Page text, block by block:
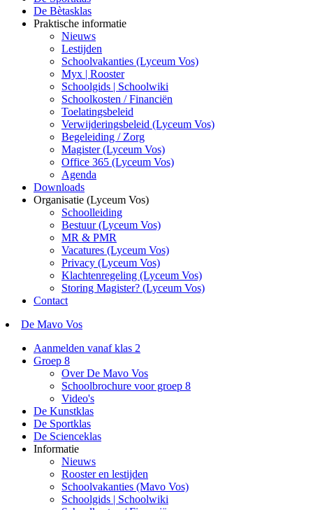
De Bètasklas
Praktische informatie
Nieuws
Lestijden
Schoolvakanties (Lyceum Vos)
Myx | Rooster
Schoolgids | Schoolwiki
Schoolkosten / Financiën
Toelatingsbeleid
Verwijderingsbeleid (Lyceum Vos)
Begeleiding / Zorg
Magister (Lyceum Vos)
Office 365 (Lyceum Vos)
Agenda
Downloads
Organisatie (Lyceum Vos)
Schoolleiding
Bestuur (Lyceum Vos)
MR & PMR
Vacatures (Lyceum Vos)
Privacy (Lyceum Vos)
Klachtenregeling (Lyceum Vos)
Storing Magister? (Lyceum Vos)
Contact
De Mavo Vos
Aanmelden vanaf klas 2
Groep 8
Over De Mavo Vos
Schoolbrochure voor groep 8
Video's
De Kunstklas
De Sportklas
De Scienceklas
Informatie
Nieuws
Rooster en lestijden
Schoolvakanties (Mavo Vos)
Schoolgids | Schoolwiki